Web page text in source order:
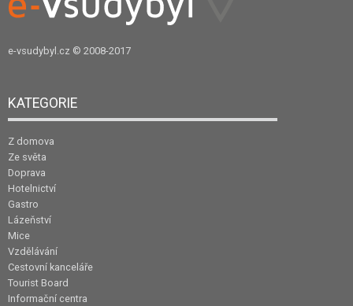
e-vsudybyl.cz © 2008-2017
KATEGORIE
Z domova
Ze světa
Doprava
Hotelnictví
Gastro
Lázeňství
Mice
Vzdělávání
Cestovní kanceláře
Tourist Board
Informační centra